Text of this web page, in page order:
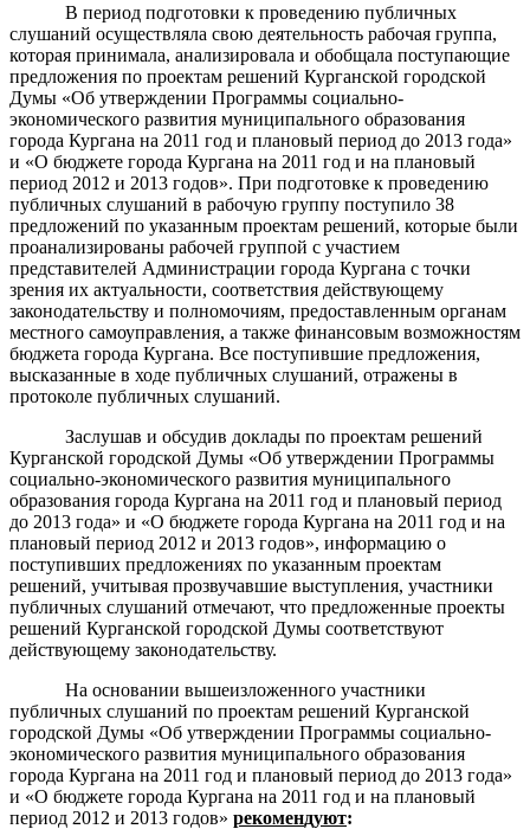
В период подготовки к проведению публичных
слушаний осуществляла свою деятельность рабочая группа,
которая принимала, анализировала и обобщала поступающие
предложения по проектам решений Курганской городской
Думы «Об утверждении Программы социально-
экономического развития муниципального образования
города Кургана на 2011 год и плановый период до 2013 года»
и «О бюджете города Кургана на 2011 год и на плановый
период 2012 и 2013 годов». При подготовке к проведению
публичных слушаний в рабочую группу поступило 38
предложений по указанным проектам решений, которые были
проанализированы рабочей группой с участием
представителей Администрации города Кургана с точки
зрения их актуальности, соответствия действующему
законодательству и полномочиям, предоставленным органам
местного самоуправления, а также финансовым возможностям
бюджета города Кургана. Все поступившие предложения,
высказанные в ходе публичных слушаний, отражены в
протоколе публичных слушаний.
Заслушав и обсудив доклады по проектам решений
Курганской городской Думы «Об утверждении Программы
социально-экономического развития муниципального
образования города Кургана на 2011 год и плановый период
до 2013 года» и «О бюджете города Кургана на 2011 год и на
плановый период 2012 и 2013 годов», информацию о
поступивших предложениях по указанным проектам
решений, учитывая прозвучавшие выступления, участники
публичных слушаний отмечают, что предложенные проекты
решений Курганской городской Думы соответствуют
действующему законодательству.
На основании вышеизложенного участники
публичных слушаний по проектам решений Курганской
городской Думы «Об утверждении Программы социально-
экономического развития муниципального образования
города Кургана на 2011 год и плановый период до 2013 года»
и «О бюджете города Кургана на 2011 год и на плановый
период 2012 и 2013 годов» рекомендуют: